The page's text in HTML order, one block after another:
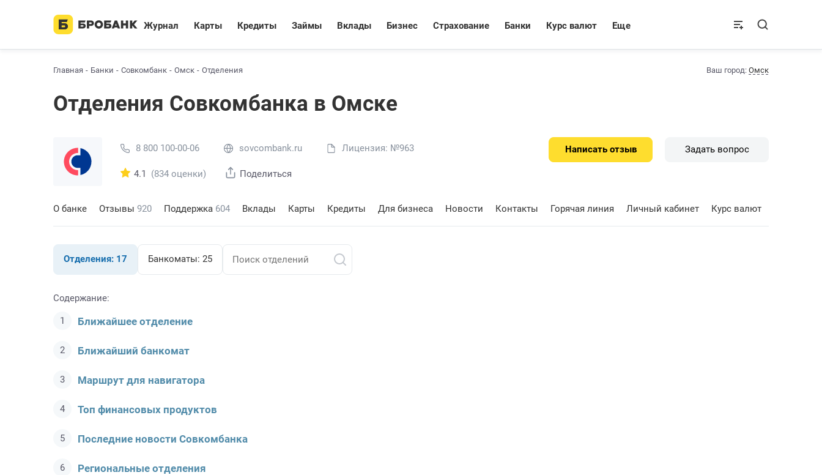
Журнал Карты Кредиты Займы Вклады Бизнес Страхование Банки Курс валют Еще
Главная Банки Совкомбанк Омск Отделения Ваш город: Омск
Отделения Совкомбанкa в Омске
8 800 100-00-06 sovcombank.ru Лицензия: №963
4.1 (834 оценки) Поделиться
Написать отзыв Задать вопрос
О банке Отзывы 920 Поддержка 604 Вклады Карты Кредиты Для бизнеса Новости Контакты Горячая линия Личный кабинет Курс валют
Отделения: 17 Банкоматы: 25
Содержание:
Ближайшее отделение
Ближайший банкомат
Маршрут для навигатора
Топ финансовых продуктов
Последние новости Совкомбанкa
Региональные отделения